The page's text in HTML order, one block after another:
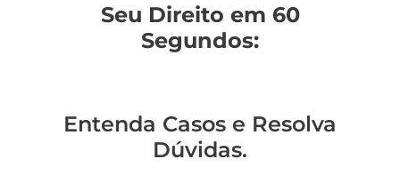
Seu Direito em 60
Segundos:
Entenda Casos e Resolva
Dúvidas.